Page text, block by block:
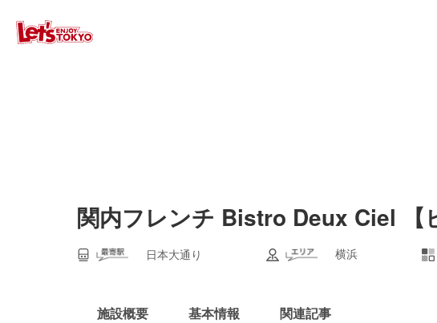
関内フレンチ Bistro Deux Ciel 【
日本大通り 横浜
施設概要 基本情報 関連記事